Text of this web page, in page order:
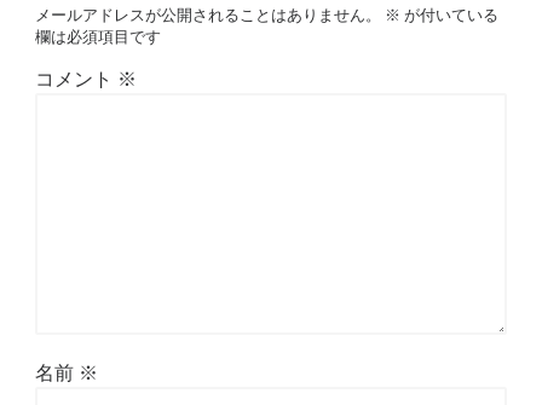
メールアドレスが公開されることはありません。 ※ が付いている
欄は必須項目です
コメント ※
名前 ※